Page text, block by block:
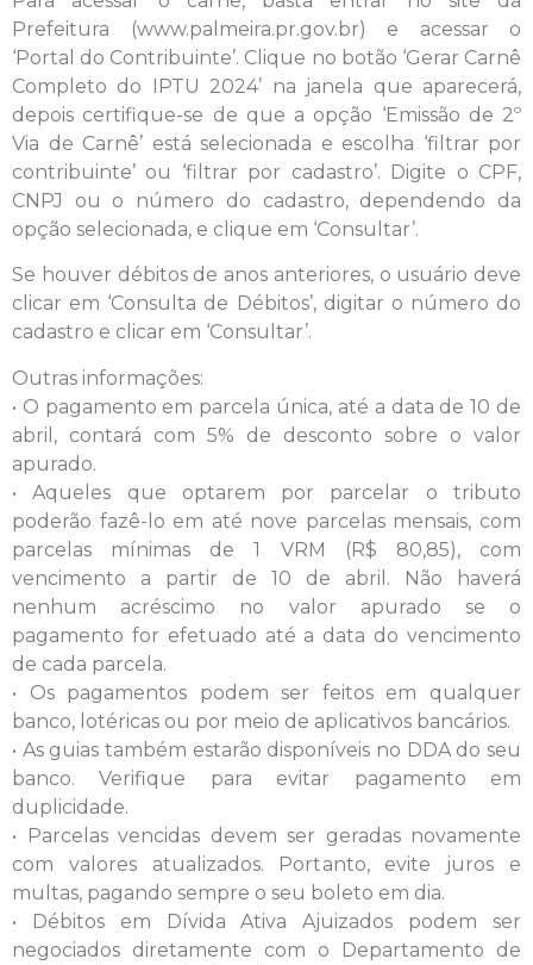
Prefeitura (www.palmeira.pr.gov.br) e acessar o
‘Portal do Contribuinte’. Clique no botão ‘Gerar Carnê
Completo do IPTU 2024’ na janela que aparecerá,
depois certifique-se de que a opção ‘Emissão de 2º
Via de Carnê’ está selecionada e escolha ‘filtrar por
contribuinte’ ou ‘filtrar por cadastro’. Digite o CPF,
CNPJ ou o número do cadastro, dependendo da
opção selecionada, e clique em ‘Consultar’.
Se houver débitos de anos anteriores, o usuário deve
clicar em ‘Consulta de Débitos’, digitar o número do
cadastro e clicar em ‘Consultar’.
Outras informações:
• O pagamento em parcela única, até a data de 10 de
abril, contará com 5% de desconto sobre o valor
apurado.
• Aqueles que optarem por parcelar o tributo
poderão fazê-lo em até nove parcelas mensais, com
parcelas mínimas de 1 VRM (R$ 80,85), com
vencimento a partir de 10 de abril. Não haverá
nenhum acréscimo no valor apurado se o
pagamento for efetuado até a data do vencimento
de cada parcela.
• Os pagamentos podem ser feitos em qualquer
banco, lotéricas ou por meio de aplicativos bancários.
• As guias também estarão disponíveis no DDA do seu
banco. Verifique para evitar pagamento em
duplicidade.
• Parcelas vencidas devem ser geradas novamente
com valores atualizados. Portanto, evite juros e
multas, pagando sempre o seu boleto em dia.
• Débitos em Dívida Ativa Ajuizados podem ser
negociados diretamente com o Departamento de